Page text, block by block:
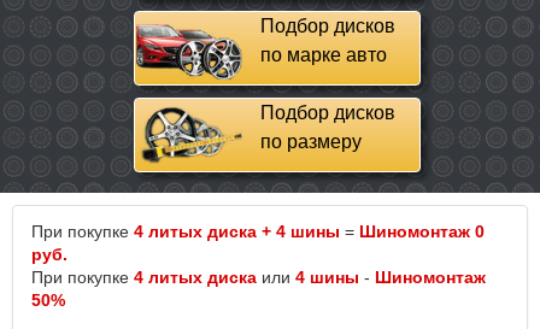
Подбор дисков
по марке авто
Подбор дисков
по размеру
При покупке 4 литых диска + 4 шины = Шиномонтаж 0
руб.
При покупке 4 литых диска или 4 шины - Шиномонтаж
50%